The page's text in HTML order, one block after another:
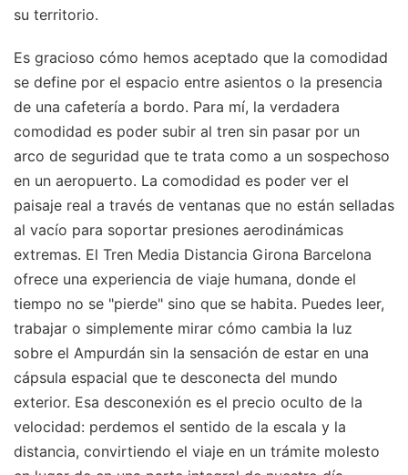
su territorio.
Es gracioso cómo hemos aceptado que la comodidad
se define por el espacio entre asientos o la presencia
de una cafetería a bordo. Para mí, la verdadera
comodidad es poder subir al tren sin pasar por un
arco de seguridad que te trata como a un sospechoso
en un aeropuerto. La comodidad es poder ver el
paisaje real a través de ventanas que no están selladas
al vacío para soportar presiones aerodinámicas
extremas. El Tren Media Distancia Girona Barcelona
ofrece una experiencia de viaje humana, donde el
tiempo no se "pierde" sino que se habita. Puedes leer,
trabajar o simplemente mirar cómo cambia la luz
sobre el Ampurdán sin la sensación de estar en una
cápsula espacial que te desconecta del mundo
exterior. Esa desconexión es el precio oculto de la
velocidad: perdemos el sentido de la escala y la
distancia, convirtiendo el viaje en un trámite molesto